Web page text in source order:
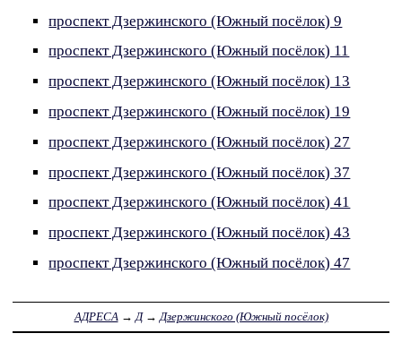
проспект Дзержинского (Южный посёлок) 9
проспект Дзержинского (Южный посёлок) 11
проспект Дзержинского (Южный посёлок) 13
проспект Дзержинского (Южный посёлок) 19
проспект Дзержинского (Южный посёлок) 27
проспект Дзержинского (Южный посёлок) 37
проспект Дзержинского (Южный посёлок) 41
проспект Дзержинского (Южный посёлок) 43
проспект Дзержинского (Южный посёлок) 47
АДРЕСА→Д→Дзержинского (Южный посёлок)